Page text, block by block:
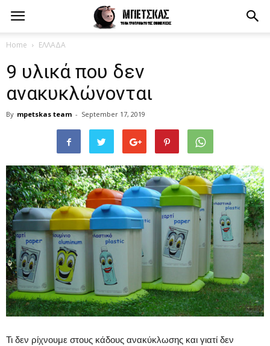
Home ΕΛΛΑΔΑ
9 υλικά που δεν
ανακυκλώνονται
By mpetskas team - September 17, 2019
Τι δεν ρίχνουμε στους κάδους ανακύκλωσης και γιατί δεν